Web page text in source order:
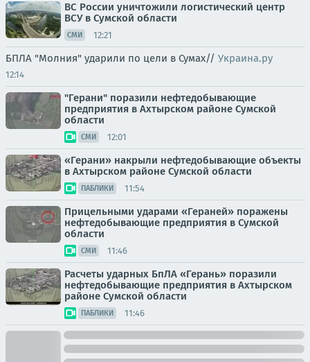
ВС России уничтожили логистический центр
ВСУ в Сумской области
СМИ 12:21
БПЛА "Молния" ударили по цели в Сумах// Украина.ру
12:14
"Герани" поразили нефтедобывающие
предприятия в Ахтырском районе Сумской
области
СМИ 12:01
«Герани» накрыли нефтедобывающие объекты
в Ахтырском районе Сумской области
ПАБЛИКИ 11:54
Прицельными ударами «Гераней» поражены
нефтедобывающие предприятия в Сумской
области
СМИ 11:46
Расчеты ударных БпЛА «Герань» поразили
нефтедобывающие предприятия в Ахтырском
районе Сумской области
ПАБЛИКИ 11:46